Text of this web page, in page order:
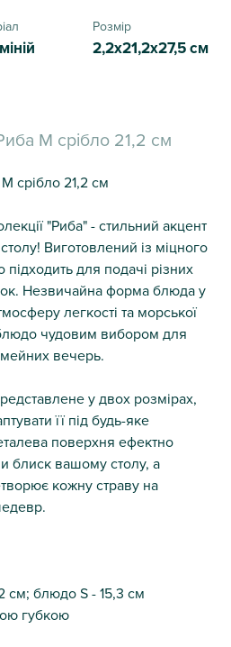
Розмір
2,2х21,2х27,5 см
М срібло 21,2 см
срібло 21,2 см
"Риба" - стильний акцент
Виготовлений із міцного
для подачі різних
Незвичайна форма блюда у
легкості та морської
чудовим вибором для
вечерь.
​​у двох розмірах,
її під будь-яке
поверхня ефектно
блиск вашому столу, а
кожну страву на
см; блюдо S - 15,3 см
губкою